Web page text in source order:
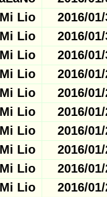
Lio
Lio
Lio
Lio
Lio
Lio
Lio
Lio
Lio
Lio